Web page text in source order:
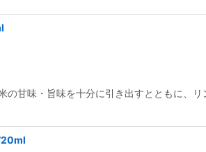
味・旨味を十分に引き出すとともに、リ